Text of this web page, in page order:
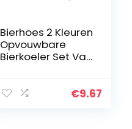
Bierhoes 2 Kleuren
Opvouwbare
Bierkoeler Set Van
Mouwen (Rood)
€9.67